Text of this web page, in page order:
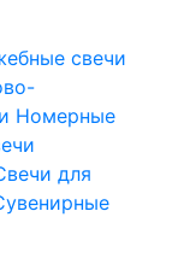
свечи
Номерные
для